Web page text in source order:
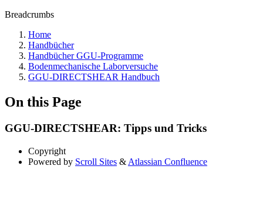
Breadcrumbs
Home
Handbücher
Handbücher GGU-Programme
Bodenmechanische Laborversuche
GGU-DIRECTSHEAR Handbuch
On this Page
GGU-DIRECTSHEAR: Tipps und Tricks
Copyright
Powered by Scroll Sites & Atlassian Confluence